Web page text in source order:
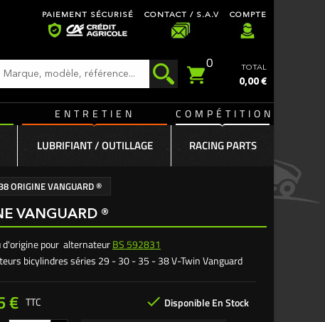
PAIEMENT SÉCURISÉ CONTACT / S.A.V COMPTE
0 TOTAL
0,00 €
ENTRETIEN COMPÉTITION
LUBRIFIANT / OUTILLAGE RACING PARTS
ORIGINE VANGUARD ®
VANGUARD ®
d'origine pour alternateurBS 592831
bicylindres séries 29 - 30 - 35 - 38 V-Twin Vanguard
€  Disponible En Stock
TTC